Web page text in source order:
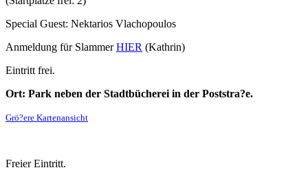
Special Guest: Nektarios Vlachopoulos
Anmeldung für SlammerHIER (Kathrin)
Eintritt frei.
Ort: Park neben der Stadtbücherei in der Poststra?e.
Grö?ere Kartenansicht
Freier Eintritt.